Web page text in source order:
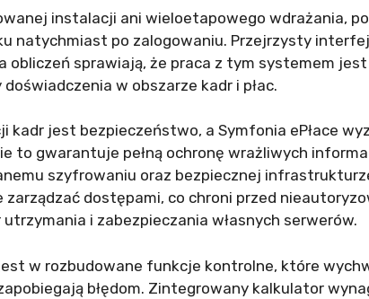
instalacji ani wieloetapowego wdrażania,
natychmiast po zalogowaniu. Przejrzysty
sprawiają, że praca z tym systemem
w obszarze kadr i płac.
kadr jest bezpieczeństwo, a Symfonia ePłace
to gwarantuje pełną ochronę wrażliwych
szyfrowaniu oraz bezpiecznej
zarządzać dostępami, co chroni przed
i zabezpieczania własnych serwerów.
w rozbudowane funkcje kontrolne, które
błędom. Zintegrowany kalkulator